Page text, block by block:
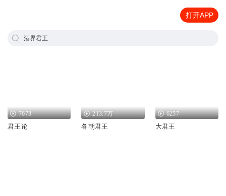
打开APP
酒界君王
7673
君王论
213.7万
各朝君王
6257
大君王